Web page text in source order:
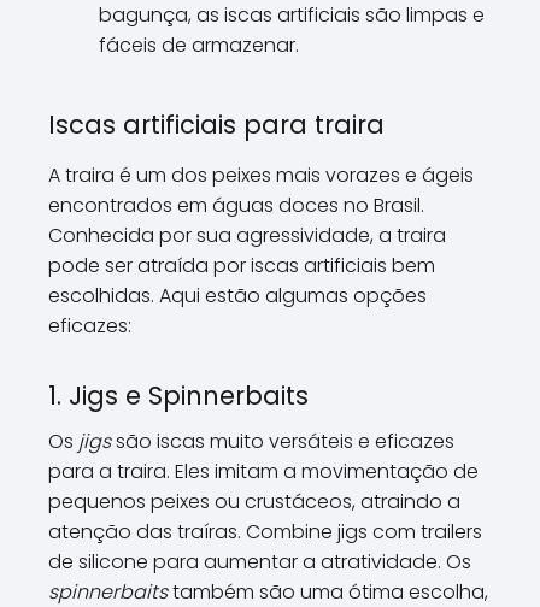
bagunça, as iscas artificiais são limpas e
fáceis de armazenar.
Iscas artificiais para traira
A traira é um dos peixes mais vorazes e ágeis
encontrados em águas doces no Brasil.
Conhecida por sua agressividade, a traira
pode ser atraída por iscas artificiais bem
escolhidas. Aqui estão algumas opções
eficazes:
1. Jigs e Spinnerbaits
Os jigssão iscas muito versáteis e eficazes
para a traira. Eles imitam a movimentação de
pequenos peixes ou crustáceos, atraindo a
atenção das traíras. Combine jigs com trailers
de silicone para aumentar a atratividade. Os
spinnerbaitstambém são uma ótima escolha,